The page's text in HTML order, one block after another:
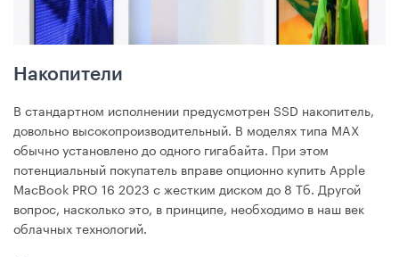
Накопители
В стандартном исполнении предусмотрен SSD накопитель,
довольно высокопроизводительный. В моделях типа MAX
обычно установлено до одного гигабайта. При этом
потенциальный покупатель вправе опционно купить Apple
MacBook PRO 16 2023 с жестким диском до 8 Тб. Другой
вопрос, насколько это, в принципе, необходимо в наш век
облачных технологий.